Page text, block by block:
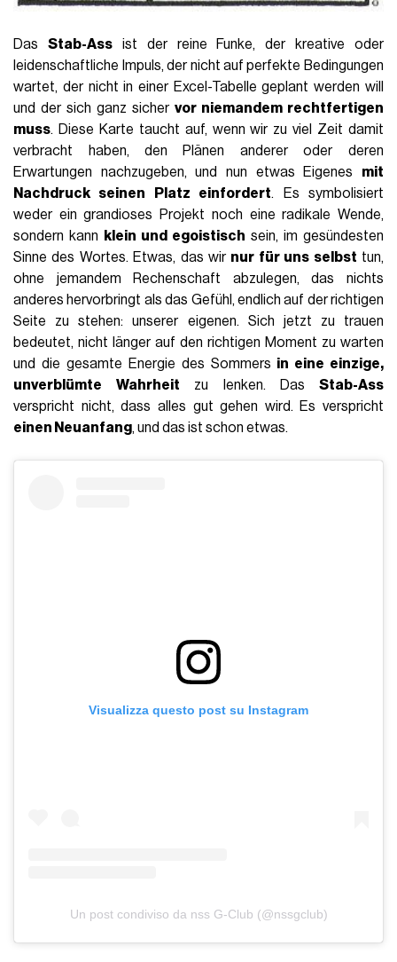
Das Stab-Assist der reine Funke, der kreative oder
leidenschaftliche Impuls, der nicht auf perfekte Bedingungen
wartet, der nicht in einer Excel-Tabelle geplant werden will
und der sich ganz sicher vor niemandem rechtfertigen
muss. Diese Karte taucht auf, wenn wir zu viel Zeit damit
verbracht haben, den Plänen anderer oder deren
Erwartungen nachzugeben, und nun etwas Eigenes mit
Nachdruck seinen Platz einfordert. Es symbolisiert
weder ein grandioses Projekt noch eine radikale Wende,
sondern kann
klein und egoistisch sein, im gesündesten
Sinne des Wortes. Etwas, das wir nur für uns selbst tun,
ohne jemandem Rechenschaft abzulegen, das nichts
anderes hervorbringt als das Gefühl, endlich auf der richtigen
Seite zu stehen: unserer eigenen. Sich jetzt zu trauen
bedeutet, nicht länger auf den richtigen Moment zu warten
und die gesamte Energie des Sommers in eine einzige,
unverblümte Wahrheit zu lenken. Das Stab-Ass
verspricht nicht, dass alles gut gehen wird. Es verspricht
einen Neuanfang, und das ist schon etwas.
Visualizza questo post su Instagram
Un post condiviso da nss G-Club (@nssgclub)